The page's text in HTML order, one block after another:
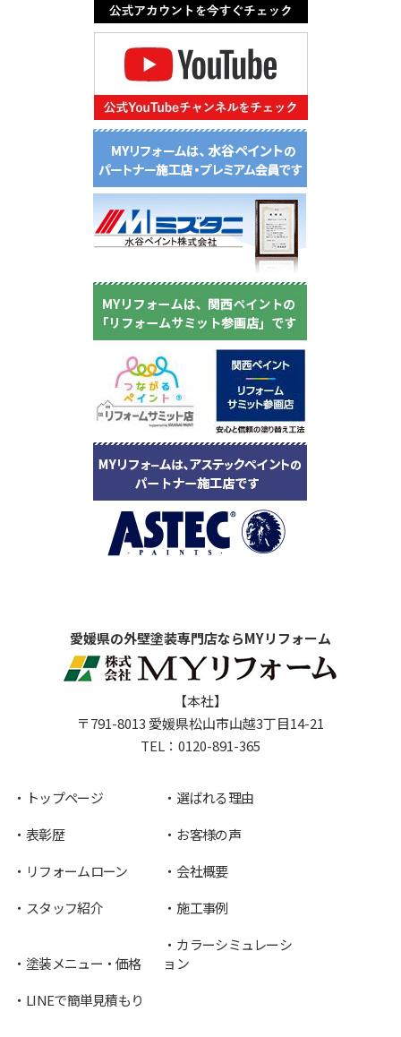
愛媛県の外壁塗装専門店ならMYリフォーム
【本社】
〒791-8013 愛媛県松山市山越3丁目14-21
TEL： 0120-891-365
トップページ
選ばれる理由
表彰歴
お客様の声
リフォームローン
会社概要
スタッフ紹介
施工事例
塗装メニュー・価格
カラーシミュレーシ
ョン
LINEで簡単見積もり